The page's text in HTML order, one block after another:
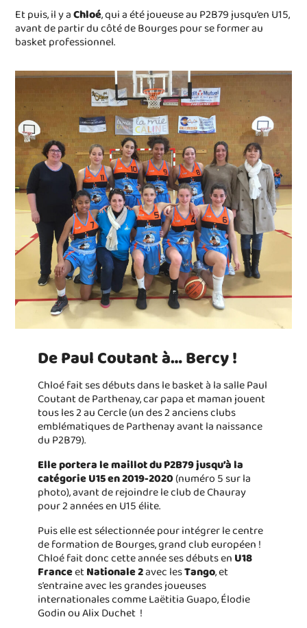
Et puis, il y aChloé, qui a été joueuse au P2B79 jusqu’en U15,
avant de partir du côté de Bourges pour se former au
basket professionnel.
De Paul Coutant à… Bercy !
Chloé fait ses débuts dans le basket à la salle Paul
Coutant de Parthenay, car papa et maman jouent
tous les 2 au Cercle (un des 2 anciens clubs
emblématiques de Parthenay avant la naissance
du P2B79).
Elle portera le maillot du P2B79 jusqu’à la
catégorie U15 en 2019-2020(numéro 5 sur la
photo), avant de rejoindre le club de Chauray
pour 2 années en U15 élite.
Puis elle est sélectionnée pour intégrer le centre
de formation de Bourges, grand club européen !
Chloé fait donc cette année ses débuts en U18
FranceetNationale 2avec lesTango, et
s’entraine avec les grandes joueuses
internationales comme Laëtitia Guapo, Élodie
Godin ou Alix Duchet !